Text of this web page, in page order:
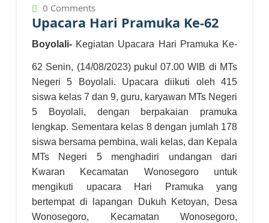
0 Comments
Upacara Hari Pramuka Ke-62
Boyolali- Kegiatan Upacara Hari Pramuka Ke-
62 Senin, (14/08/2023) pukul 07.00 WIB di MTs
Negeri5 Boyolali. Upacara diikuti oleh 415
siswa kelas 7 dan 9, guru, karyawan MTs Negeri
5 Boyolali, dengan berpakaian pramuka
lengkap. Sementara kelas 8 dengan jumlah 178
siswa bersama pembina, wali kelas, dan Kepala
MTs Negeri 5 menghadiri undangan dari
Kwaran Kecamatan Wonosegoro untuk
mengikuti upacara Hari Pramuka yang
bertempat di lapangan Dukuh Ketoyan, Desa
Wonosegoro, Kecamatan Wonosegoro,